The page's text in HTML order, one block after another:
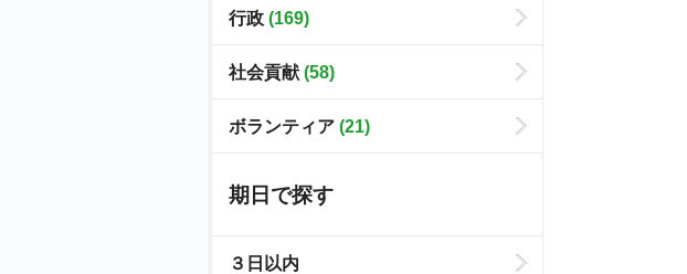
行政 (169)
社会貢献 (58)
ボランティア (21)
期日で探す
３日以内